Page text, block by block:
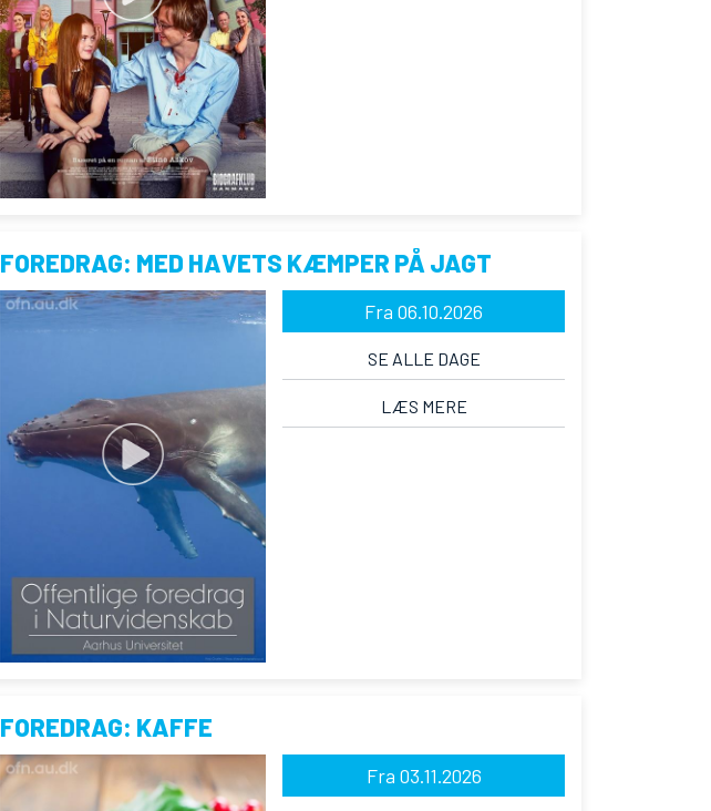
FOREDRAG: MED HAVETS KÆMPER PÅ JAGT
Fra 06.10.2026
SE ALLE DAGE
LÆS MERE
FOREDRAG: KAFFE
Fra 03.11.2026